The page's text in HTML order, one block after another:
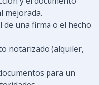
mejorada.
una firma o el hecho
notarizado (alquiler,
para un